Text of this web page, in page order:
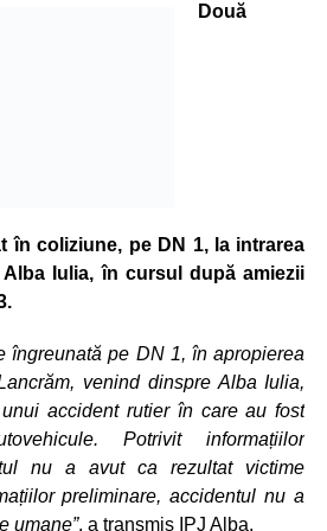
Două
în coliziune, pe DN 1, la intrarea
Iulia, în cursul după amiezii
îngreunată pe DN 1, în apropierea
venind dinspre Alba Iulia,
accident rutier în care au fost
Potrivit informațiilor
nu a avut ca rezultat victime
preliminare, accidentul nu a
umane”, a transmis IPJ Alba.